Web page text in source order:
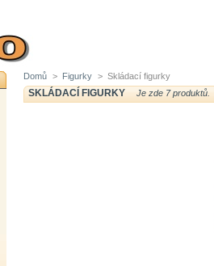
Domů > Figurky > Skládací figurky
SKLÁDACÍ FIGURKY Je zde 7 produktů.